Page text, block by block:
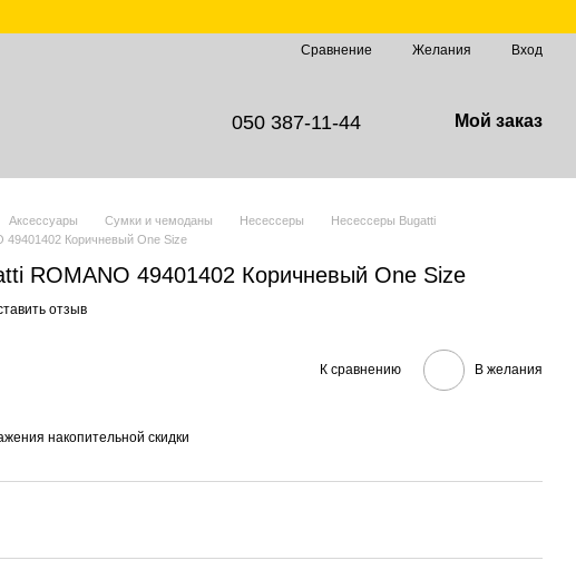
Сравнение Желания Вход
050 387-11-44 Мой заказ
Аксессуары Сумки и чемоданы Несессеры
Несессеры Bugatti
49401402 Коричневый One Size
ROMANO 49401402 Коричневый One Size
отзыв
К сравнению В желания
накопительной скидки